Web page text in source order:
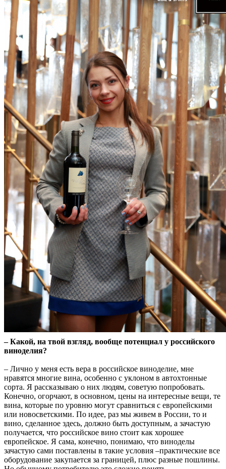
– Какой, на твой взгляд, вообще потенциал у российского
виноделия?
– Лично у меня есть вера в российское виноделие, мне
нравятся многие вина, особенно с уклоном в автохтонные
сорта. Я рассказываю о них людям, советую попробовать.
Конечно, огорчают, в основном, цены на интересные вещи, те
вина, которые по уровню могут сравниться с европейскими
или новосветскими. По идее, раз мы живем в России, то и
вино, сделанное здесь, должно быть доступным, а зачастую
получается, что российское вино стоит как хорошее
европейское. Я сама, конечно, понимаю, что виноделы
зачастую сами поставлены в такие условия –практические все
оборудование закупается за границей, плюс разные пошлины.